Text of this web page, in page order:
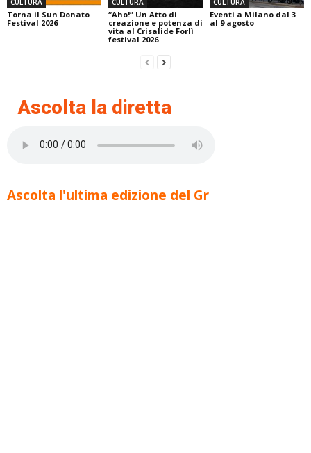
Torna il Sun Donato
Festival 2026
“Aho!” Un Atto di
creazione e potenza di
vita al Crisalide Forlì
festival 2026
Eventi a Milano dal 3
al 9 agosto
Ascolta la diretta
Ascolta l'ultima edizione del Gr